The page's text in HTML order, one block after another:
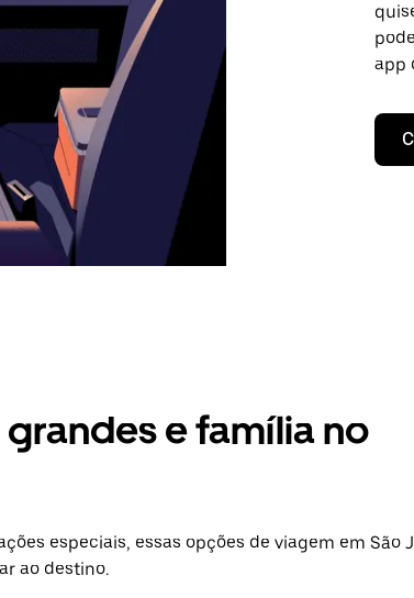
app
e família no
especiais, essas opções de viagem em São
ao destino.